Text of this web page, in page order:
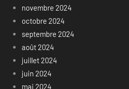
novembre 2024
octobre 2024
septembre 2024
août 2024
juillet 2024
juin 2024
mai 2024